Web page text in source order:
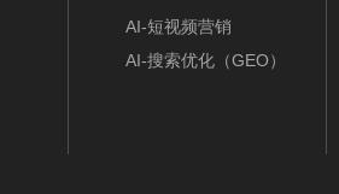
AI-短视频营销
AI-搜索优化（GEO）